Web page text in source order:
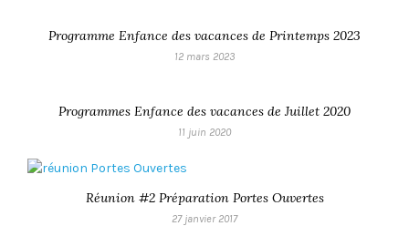
Programme Enfance des vacances de Printemps 2023
12 mars 2023
Programmes Enfance des vacances de Juillet 2020
11 juin 2020
Réunion #2 Préparation Portes Ouvertes
27 janvier 2017